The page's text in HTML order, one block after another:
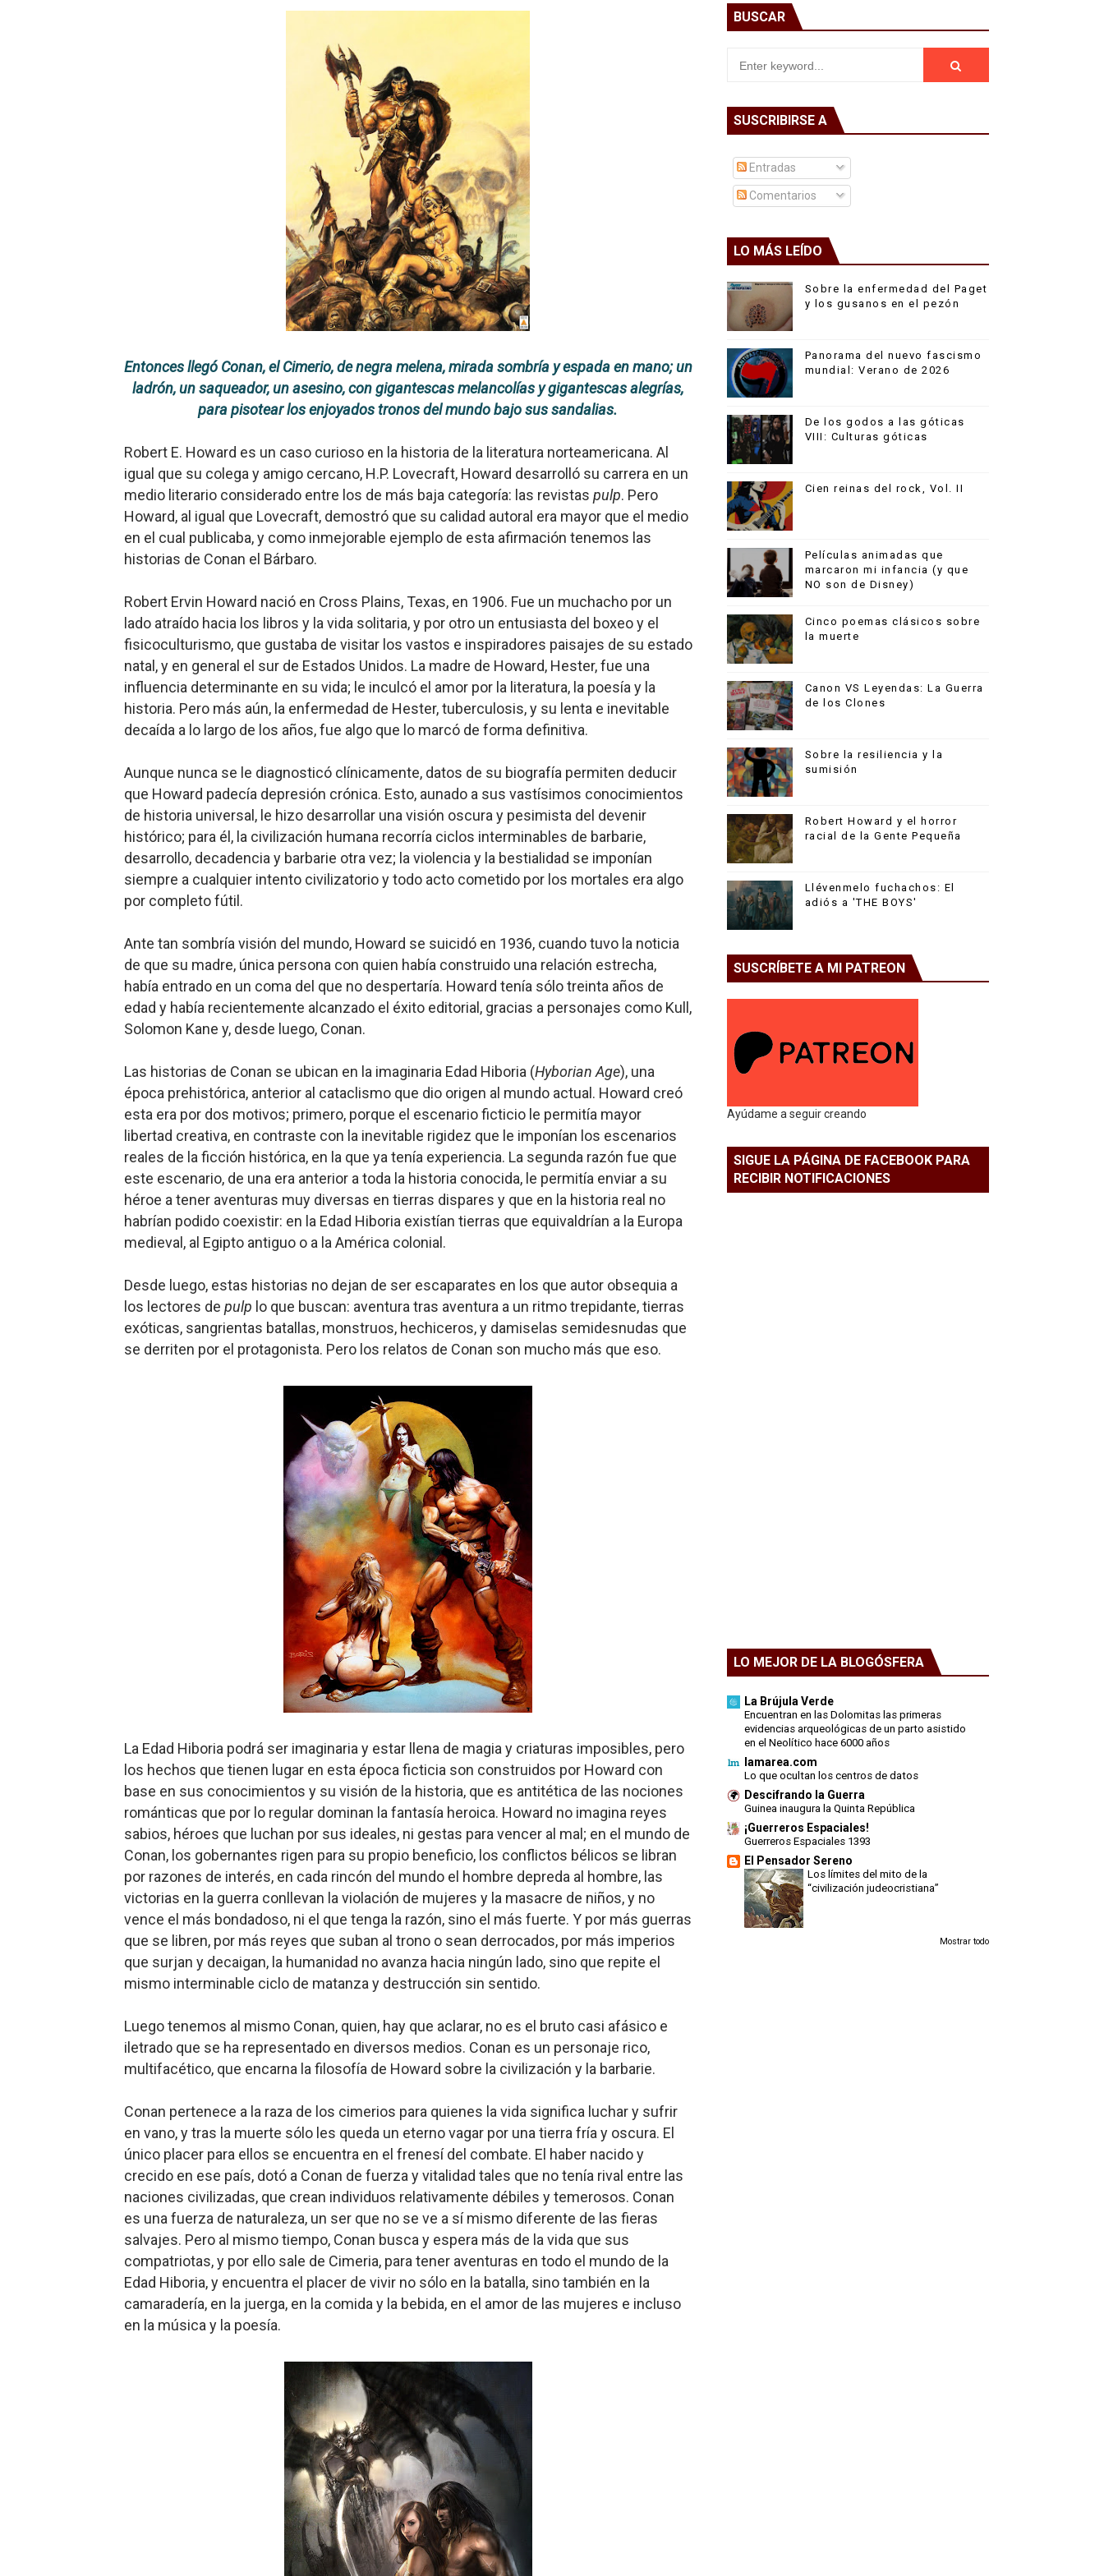
El mito de Frankenstein
25 grandes películas de terror del siglo XXI
Devoraos los unos a los otros
Charlie Kirk y la izquierda asesina
Dios es Cambio: Filosofía Earthseed para el fin del mundo
Nuestra era de genocidios
Mis historias favoritas de Superman
Gentile: Lo que debes entender sobre el fascismo
Panorama del nuevo fascismo mundial: Verano de 2026
Llévenmelo fuchachos: El adiós a 'THE BOYS'
La falacia etimológica
Entonces llegó Conan, el Cimerio, de negra melena, mirada sombría y espada en mano; un
ladrón, un saqueador, un asesino, con gigantescas melancolías y gigantescas alegrías,
para pisotear los enjoyados tronos del mundo bajo sus sandalias.
Robert E. Howard es un caso curioso en la historia de la literatura norteamericana. Al
igual que su colega y amigo cercano, H.P. Lovecraft, Howard desarrolló su carrera en un
medio literario considerado entre los de más baja categoría: las revistas pulp. Pero
Howard, al igual que Lovecraft, demostró que su calidad autoral era mayor que el medio
en el cual publicaba, y como inmejorable ejemplo de esta afirmación tenemos las
historias de Conan el Bárbaro.
Robert Ervin Howard nació en Cross Plains, Texas, en 1906. Fue un muchacho por un
lado atraído hacia los libros y la vida solitaria, y por otro un entusiasta del boxeo y el
fisicoculturismo, que gustaba de visitar los vastos e inspiradores paisajes de su estado
natal, y en general el sur de Estados Unidos. La madre de Howard, Hester, fue una
influencia determinante en su vida; le inculcó el amor por la literatura, la poesía y la
historia. Pero más aún, la enfermedad de Hester, tuberculosis, y su lenta e inevitable
decaída a lo largo de los años, fue algo que lo marcó de forma definitiva.
Aunque nunca se le diagnosticó clínicamente, datos de su biografía permiten deducir
que Howard padecía depresión crónica. Esto, aunado a sus vastísimos conocimientos
de historia universal, le hizo desarrollar una visión oscura y pesimista del devenir
histórico; para él, la civilización humana recorría ciclos interminables de barbarie,
desarrollo, decadencia y barbarie otra vez; la violencia y la bestialidad se imponían
siempre a cualquier intento civilizatorio y todo acto cometido por los mortales era algo
por completo fútil.
Ante tan sombría visión del mundo, Howard se suicidó en 1936, cuando tuvo la noticia
de que su madre, única persona con quien había construido una relación estrecha,
había entrado en un coma del que no despertaría. Howard tenía sólo treinta años de
edad y había recientemente alcanzado el éxito editorial, gracias a personajes como Kull,
Solomon Kane y, desde luego, Conan.
Las historias de Conan se ubican en la imaginaria Edad Hiboria (Hyborian Age), una
época prehistórica, anterior al cataclismo que dio origen al mundo actual. Howard creó
esta era por dos motivos; primero, porque el escenario ficticio le permitía mayor
libertad creativa, en contraste con la inevitable rigidez que le imponían los escenarios
reales de la ficción histórica, en la que ya tenía experiencia. La segunda razón fue que
este escenario, de una era anterior a toda la historia conocida, le permitía enviar a su
héroe a tener aventuras muy diversas en tierras dispares y que en la historia real no
habrían podido coexistir: en la Edad Hiboria existían tierras que equivaldrían a la Europa
medieval, al Egipto antiguo o a la América colonial.
Desde l uego, estas historias no dejan de ser escaparates en los que autor obsequia a
los lectores de pulp lo que buscan: aventura tras aventura a un ritmo trepidante, tierras
exóticas, sangrientas batallas, monstruos, hechiceros, y damiselas semidesnudas que
se derriten por el protagonista. Pero los relatos de Conan son mucho más que eso.
La Edad Hiboria podrá ser imaginaria y estar llena de magia y criaturas imposibles, pero
los hechos que tienen lugar en esta época ficticia son construidos por Howard con
base en sus conocimientos y su visión de la historia, que es antitética de las nociones
románticas que por lo regular dominan la fantasía heroica. Howard no imagina reyes
sabios, héroes que luchan por sus ideales, ni gestas para vencer al mal; en el mundo de
Conan, los gobernantes rigen para su propio beneficio, los conflictos bélicos se libran
por razones de interés, en cada rincón del mundo el hombre depreda al hombre, las
victorias en la guerra conllevan la violación de mujeres y la masacre de niños, y no
vence el más bondadoso, ni el que tenga la razón, sino el más fuerte. Y por más guerras
que se libren, por más reyes que suban al trono o sean derrocados, por más imperios
que surjan y decaigan, la humanidad no avanza hacia ningún lado, sino que repite el
mismo interminable ciclo de matanza y destrucción sin sentido.
Luego tenemos al mismo Conan, quien, hay que aclarar, no es el bruto casi afásico e
iletrado que se ha representado en diversos medios. Conan es un personaje rico,
multifacético, que encarna la filosofía de Howard sobre la civilización y la barbarie.
Conan pertenece a la raza de los cimerios para quienes la vida significa luchar y sufrir
en vano, y tras la muerte sólo les queda un eterno vagar por una tierra fría y oscura. El
único placer para ellos se encuentra en el frenesí del combate. El haber nacido y
crecido en ese país, dotó a Conan de fuerza y vitalidad tales que no tenía rival entre las
naciones civilizadas, que crean individuos relativamente débiles y temerosos. Conan
es una fuerza de naturaleza, un ser que no se ve a sí mismo diferente de las fieras
salvajes. Pero al mismo tiempo, Conan busca y espera más de la vida que sus
compatriotas, y por ello sale de Cimeria, para tener aventuras en todo el mundo de la
Edad Hiboria, y encuentra el placer de vivir no sólo en la batalla, sino también en la
camaradería, en la juerga, en la comida y la bebida, en el amor de las mujeres e incluso
en la música y la poesía.
BUSCAR
SUSCRIBIRSE A
Entradas
Comentarios
LO MÁS LEÍDO
Sobre la enfermedad del Paget
y los gusanos en el pezón
Panorama del nuevo fascismo
mundial: Verano de 2026
De los godos a las góticas
VIII: Culturas góticas
Cien reinas del rock, Vol. II
Películas animadas que
marcaron mi infancia (y que
NO son de Disney)
Cinco poemas clásicos sobre
la muerte
Canon VS Leyendas: La Guerra
de los Clones
Sobre la resiliencia y la
sumisión
Robert Howard y el horror
racial de la Gente Pequeña
Llévenmelo fuchachos: El
adiós a 'THE BOYS'
SUSCRÍBETE A MI PATREON
Ayúdame a seguir creando
SIGUE LA PÁGINA DE FACEBOOK PARA
RECIBIR NOTIFICACIONES
LO MEJOR DE LA BLOGÓSFERA
La Brújula Verde
Encuentran en las Dolomitas las primeras
evidencias arqueológicas de un parto asistido
en el Neolítico hace 6000 años
lamarea.com
Lo que ocultan los centros de datos
Descifrando la Guerra
Guinea inaugura la Quinta República
¡Guerreros Espaciales!
Guerreros Espaciales 1393
El Pensador Sereno
Los límites del mito de la
“civilización judeocristiana”
Mostrar todo